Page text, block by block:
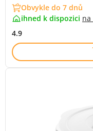
Obvykle do 7 dnů
ihned k dispozici na
4.9